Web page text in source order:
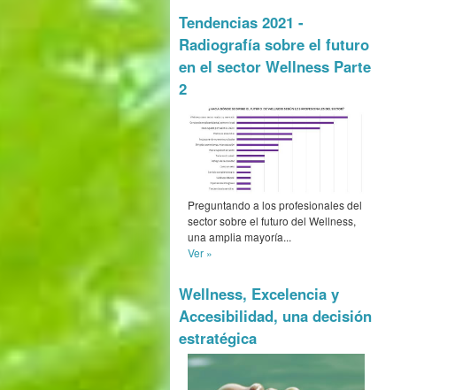
Tendencias 2021 -
Radiografía sobre el futuro
en el sector Wellness Parte
2
Preguntando a los profesionales del
sector sobre el futuro del Wellness,
una amplia mayoría...
Ver »
Wellness, Excelencia y
Accesibilidad, una decisión
estratégica